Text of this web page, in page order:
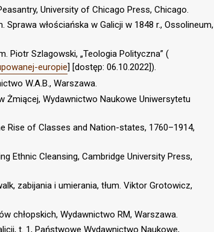
University of Chicago Press, Chicago.
włościańska w Galicji w 1848 r., Ossolineum,
Piotr Szlagowski, „Teologia Polityczna” (
europie] [dostęp: 06.10.2022]).
W.A.B., Warszawa.
Żmiącej, Wydawnictwo Naukowe Uniwersytetu
Rise of Classes and Nation-states, 1760–1914,
Ethnic Cleansing, Cambridge University Press,
zabijania i umierania, tłum. Viktor Grotowicz,
chłopskich, Wydawnictwo RM, Warszawa.
t. 1, Państwowe Wydawnictwo Naukowe,